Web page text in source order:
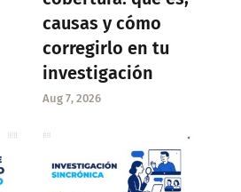
causas y cómo
corregirlo en tu
investigación
Aug 7, 2026